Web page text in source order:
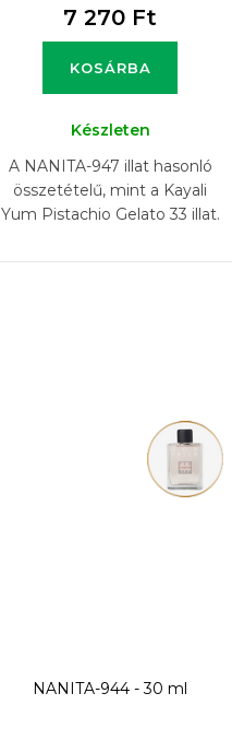
7 270 Ft
KOSÁRBA
Készleten
A NANITA-947 illat hasonló
összetételű, mint a Kayali
Yum Pistachio Gelato 33 illat.
NANITA-944 - 30 ml